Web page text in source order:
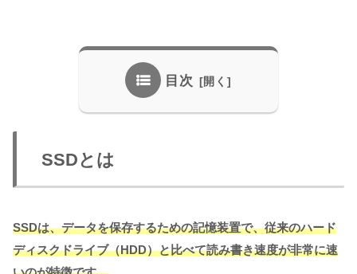
目次
SSDとは
SSDは、データを保存するための記憶装置で、従来のハード
ディスクドライブ（HDD）と比べて読み書き速度が非常に速